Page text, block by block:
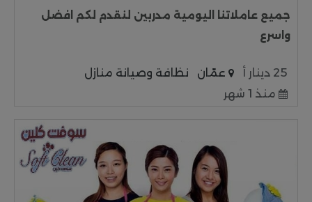
جميع عاملاتنا اليومية مدربين لنقدم لكم افضل
واسرع
25 دينار أ عمّان
نظافة وصيانة منازل
منذ 1 شهر